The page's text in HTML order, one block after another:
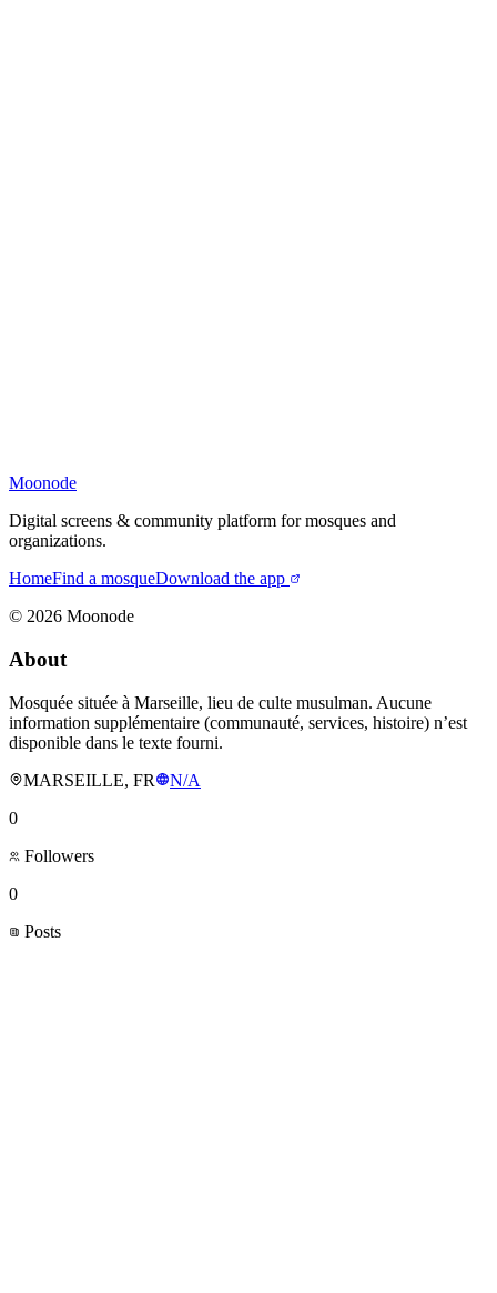
Moonode
Digital screens & community platform for mosques and
organizations.
HomeFind a mosqueDownload the app
© 2026 Moonode
About
Mosquée située à Marseille, lieu de culte musulman. Aucune
information supplémentaire (communauté, services, histoire) n’est
disponible dans le texte fourni.
MARSEILLE, FR
N/A
0
Followers
0
Posts